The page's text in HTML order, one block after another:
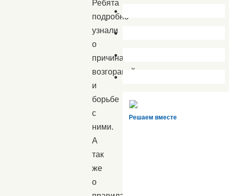
Ребята
подробно
узнали
о
причинах
возгораний
и
борьбе
с
ними.
А
так
же
о
Решаем вместе